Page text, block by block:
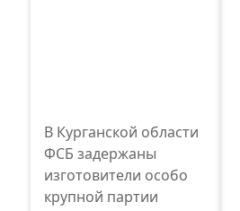
В Курганской области
ФСБ задержаны
изготовители особо
крупной партии